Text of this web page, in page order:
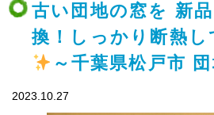
古い団地の窓を 新
換！しっかり断熱し
～千葉県松戸市
2023.10.27